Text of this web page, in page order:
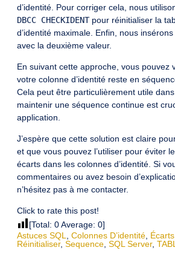
d’identité. Pour corriger cela, nous
DBCC CHECKIDENTpour réinitialiser la
d’identité maximale. Enfin, nous
avec la deuxième valeur.
En suivant cette approche, vous pouvez
votre colonne d’identité reste en
Cela peut être particulièrement utile
maintenir une séquence continue est
application.
J’espère que cette solution est claire
et que vous pouvez l’utiliser pour éviter
écarts dans les colonnes d’identité. Si
commentaires ou avez besoin
n’hésitez pas à me contacter.
Click to rate this post!
[Total: 0Average: 0]
Astuces SQL
Colonnes D’identité Écarts
Réinitialiser, Sequence SQL Server,